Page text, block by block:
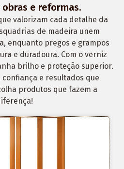
obras e reformas.
valorizam cada detalhe da
de madeira unem
enquanto pregos e grampos
e duradoura. Com o verniz
brilho e proteção superior.
e resultados que
produtos que fazem a